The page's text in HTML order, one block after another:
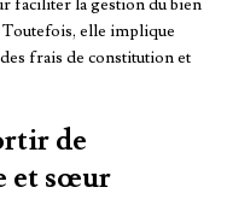
faciliter la gestion du bien
elle implique
frais de constitution et
de
et sœur